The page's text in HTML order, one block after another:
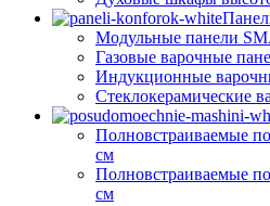
Модульные панели
Газовые варочные
Индукционные
Стеклокерамические
Полновстраиваемые
см
Полновстраиваемые
см